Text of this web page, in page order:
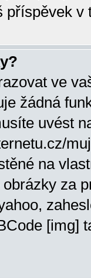
příspěvek v
ve
žádná
uvést
na
za
[img]